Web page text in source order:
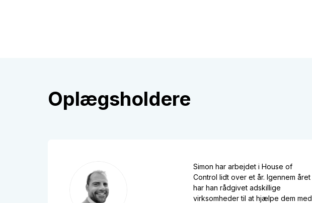
Oplægsholdere
Simon har arbejdet i House of
Control lidt over et år. Igennem året
har han rådgivet adskillige
virksomheder til at hjælpe dem med